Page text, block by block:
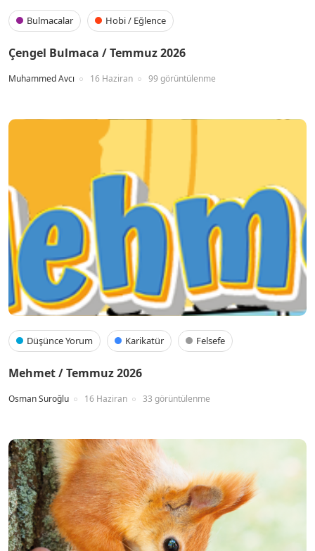
Bulmacalar Hobi / Eğlence
Çengel Bulmaca / Temmuz 2026
Muhammed Avcı 16 Haziran 99 görüntülenme
Düşünce Yorum Karikatür Felsefe
Mehmet / Temmuz 2026
Osman Suroğlu 16 Haziran 33 görüntülenme